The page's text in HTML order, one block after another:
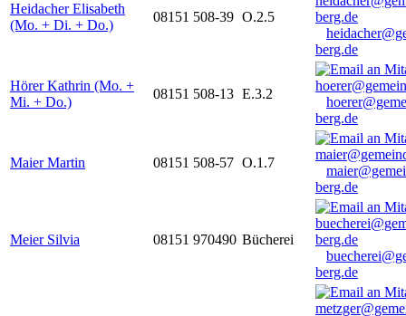
Heidacher Elisabeth
(Mo. + Di. + Do.)
08151 508-39 O.2.5
berg.de
Hörer Kathrin (Mo. +
Mi. + Do.)
08151 508-13 E.3.2
berg.de
Maier Martin 08151 508-57 O.1.7
berg.de
Meier Silvia 08151 970490 Bücherei
berg.de